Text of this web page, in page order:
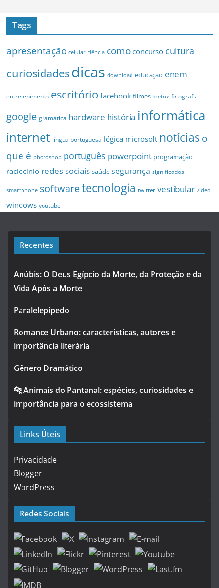
Tags
apresentação celular ciência como concurso cultura
curiosidadesdicas download educação enem
entretenimento escritório facebook filmes firefox fotografia
google gramática hardware história informática
internet língua portuguesa lógica microsoft notícias o
que é photoshop português powerpoint programação
raciocínio redes sociais saúde segurança significados
smartphone softwaretecnologia twitter vestibular vídeo
windows youtube
Recentes
Anúbis: O Deus Egípcio da Morte, da Proteção e da
Vida Após a Morte
Paralelepípedo
Romance Urbano: características, autores e
importância literária
Gênero Dramático
🐆 Animais do Pantanal: espécies, curiosidades e
importância para o ecossistema
Links Úteis
Privacidade
Blogger
WordPress
Redes Sociais